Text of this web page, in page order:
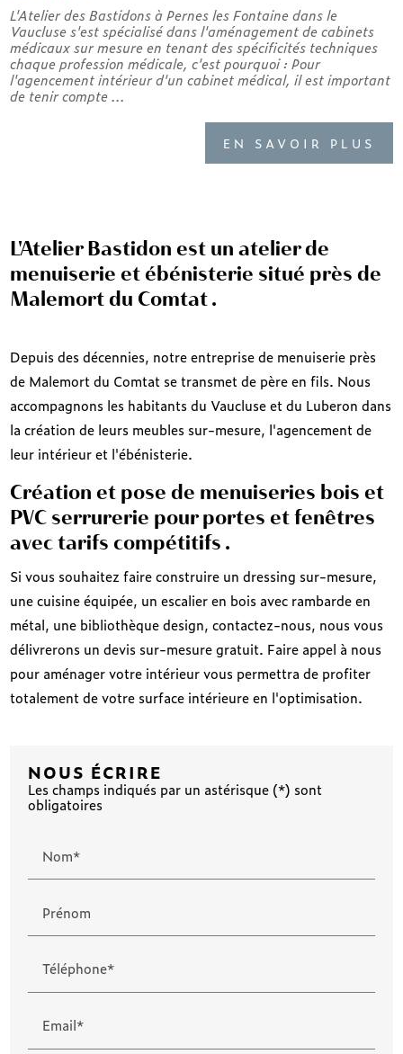
L'Atelier des Bastidons à Pernes les Fontaine dans le
Vaucluse s'est spécialisé dans l'aménagement de cabinets
médicaux sur mesure en tenant des spécificités techniques
chaque profession médicale, c'est pourquoi : Pour
l'agencement intérieur d'un cabinet médical, il est important
de tenir compte ...
EN SAVOIR PLUS
L'Atelier Bastidon est un atelier de
menuiserie et ébénisterie situé près de
Malemort du Comtat .
Depuis des décennies, notre entreprise de menuiserie près
de Malemort du Comtat se transmet de père en fils. Nous
accompagnons les habitants du Vaucluse et du Luberon dans
la création de leurs meubles sur-mesure, l'agencement de
leur intérieur et l'ébénisterie.
Création et pose de menuiseries bois et
PVC serrurerie pour portes et fenêtres
avec tarifs compétitifs .
Si vous souhaitez faire construire un dressing sur-mesure,
une cuisine équipée, un escalier en bois avec rambarde en
métal, une bibliothèque design, contactez-nous, nous vous
délivrerons un devis sur-mesure gratuit. Faire appel à nous
pour aménager votre intérieur vous permettra de profiter
totalement de votre surface intérieure en l'optimisation.
NOUS ÉCRIRE
Les champs indiqués par un astérisque (*) sont
obligatoires
Nom*
Prénom
Téléphone*
Email*